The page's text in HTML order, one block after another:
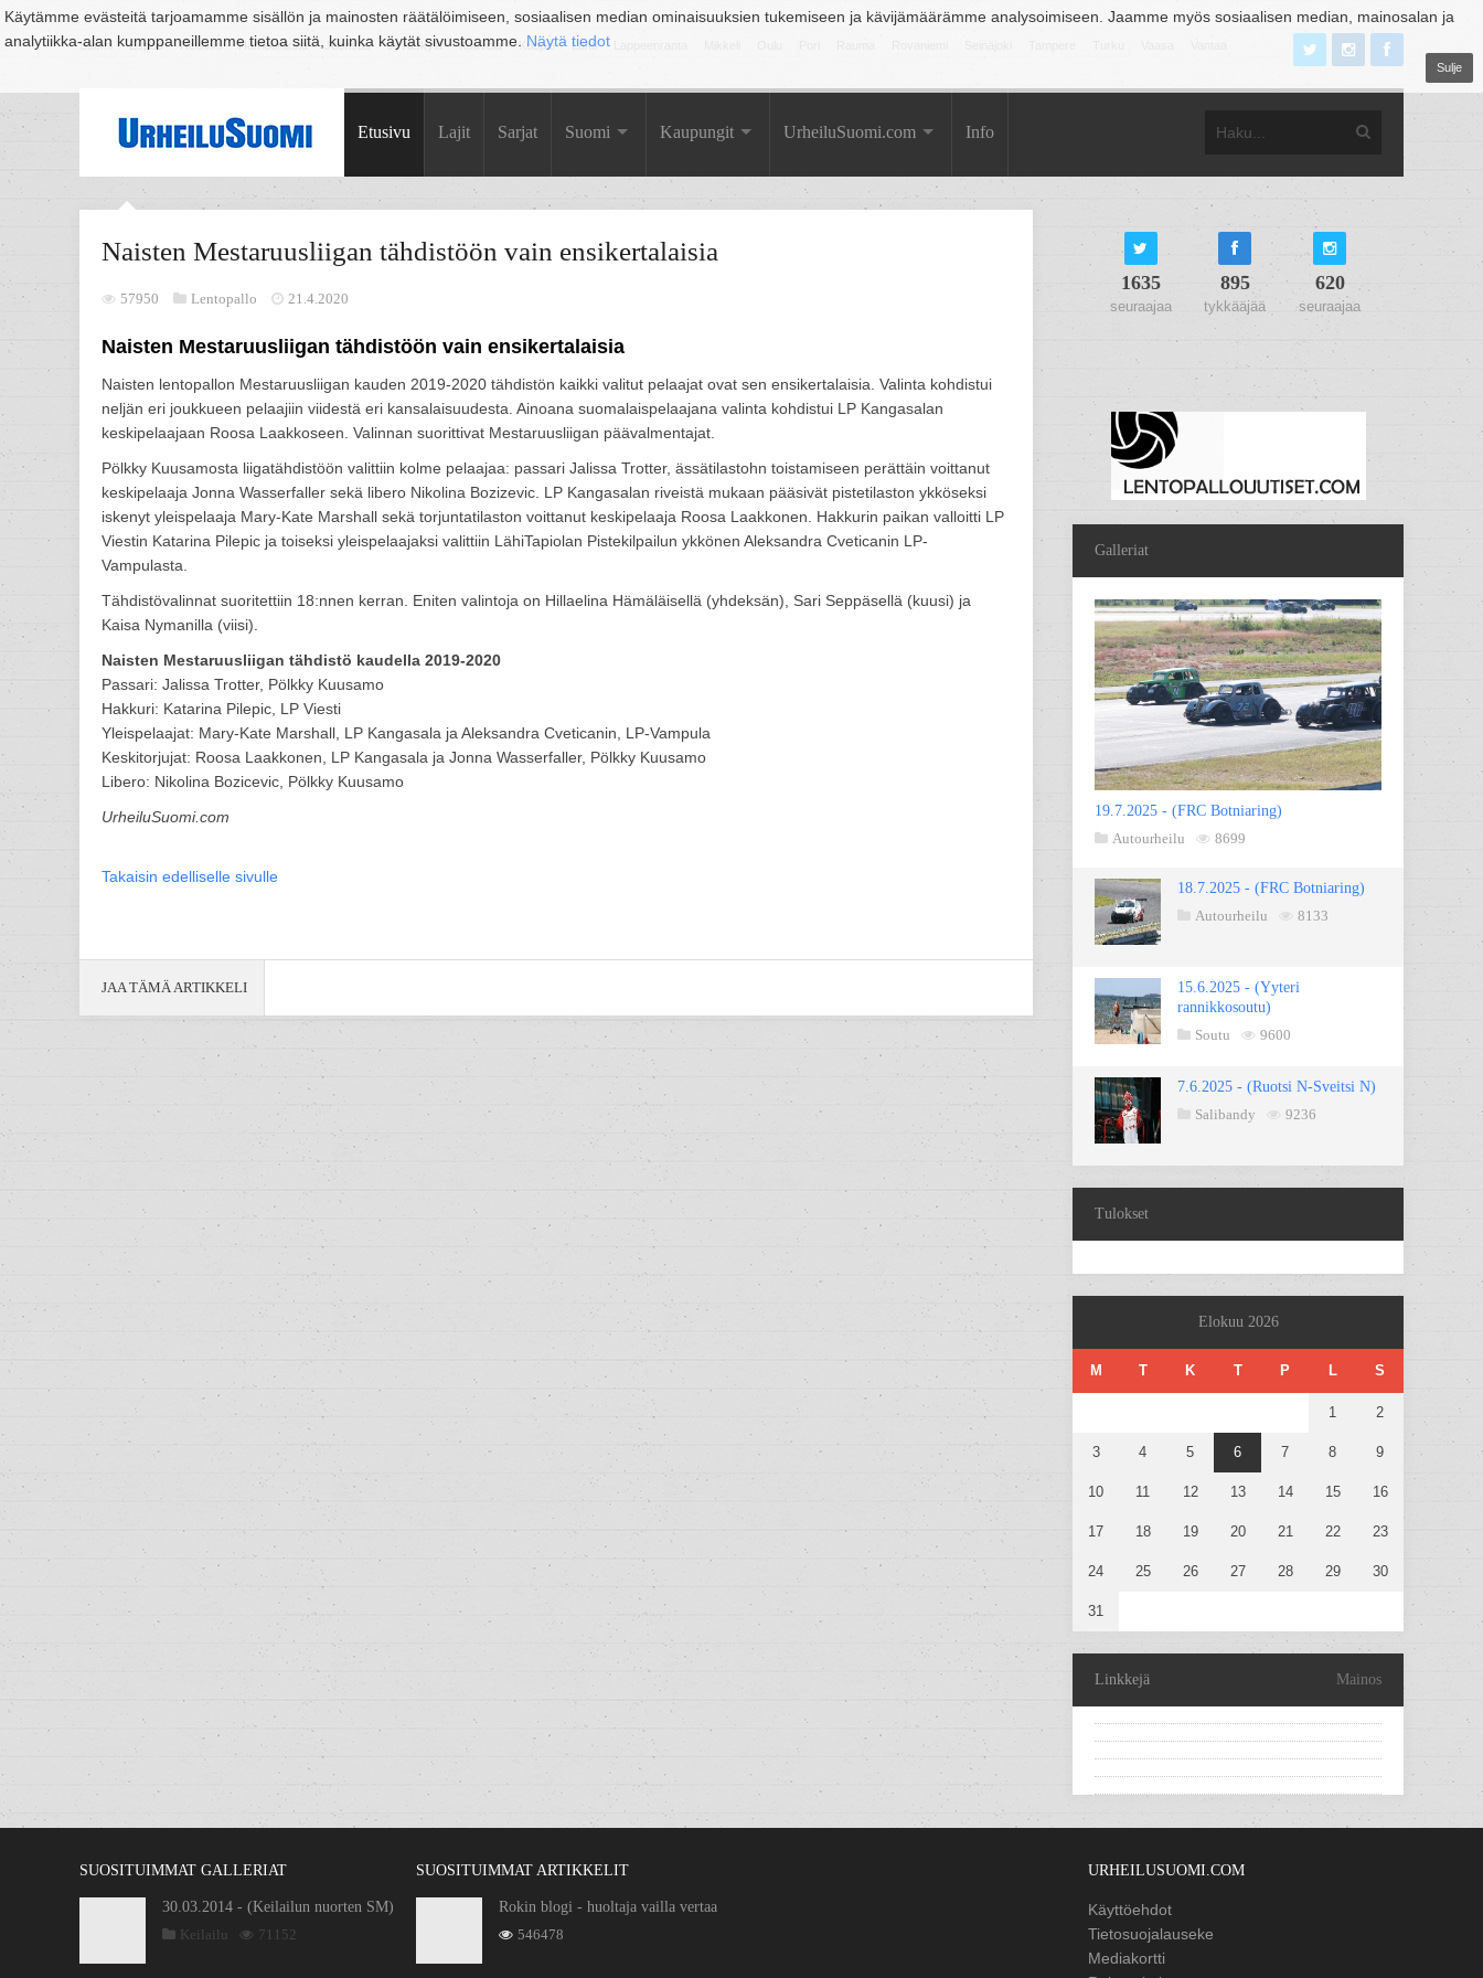
Käytämme evästeitä tarjoamamme sisällön ja mainosten räätälöimiseen, sosiaalisen median ominaisuuksien tukemiseen ja kävijämäärämme analysoimiseen. Jaamme myös sosiaalisen median, mainosalan ja
analytiikka-alan kumppaneillemme tietoa siitä, kuinka käytät sivustoamme. Näytä tiedot
Sulje
Suomi Espoo Helsinki Hämeenlinna Joensuu Jyväskylä Kouvola Kuopio Lahti
Etusivu Lajit Sarjat Suomi Kaupungit UrheiluSuomi.com Info
Naisten Mestaruusliigan tähdistöön vain ensikertalaisia
57950 Lentopallo 21.4.2020
Naisten Mestaruusliigan tähdistöön vain ensikertalaisia
Naisten lentopallon Mestaruusliigan kauden 2019-2020 tähdistön kaikki valitut pelaajat ovat sen ensikertalaisia. Valinta kohdistui
neljän eri joukkueen pelaajiin viidestä eri kansalaisuudesta. Ainoana suomalaispelaajana valinta kohdistui LP Kangasalan
keskipelaajaan Roosa Laakkoseen. Valinnan suorittivat Mestaruusliigan päävalmentajat.
Pölkky Kuusamosta liigatähdistöön valittiin kolme pelaajaa: passari Jalissa Trotter, ässätilastohn toistamiseen perättäin voittanut
keskipelaaja Jonna Wasserfaller sekä libero Nikolina Bozizevic. LP Kangasalan riveistä mukaan pääsivät pistetilaston ykköseksi
iskenyt yleispelaaja Mary-Kate Marshall sekä torjuntatilaston voittanut keskipelaaja Roosa Laakkonen. Hakkurin paikan valloitti LP
Viestin Katarina Pilepic ja toiseksi yleispelaajaksi valittiin LähiTapiolan Pistekilpailun ykkönen Aleksandra Cveticanin LP-
Vampulasta.
Tähdistövalinnat suoritettiin 18:nnen kerran. Eniten valintoja on Hillaelina Hämäläisellä (yhdeksän), Sari Seppäsellä (kuusi) ja
Kaisa Nymanilla (viisi).
Naisten Mestaruusliigan tähdistö kaudella 2019-2020
Passari: Jalissa Trotter, Pölkky Kuusamo
Hakkuri: Katarina Pilepic, LP Viesti
Yleispelaajat: Mary-Kate Marshall, LP Kangasala ja Aleksandra Cveticanin, LP-Vampula
Keskitorjujat: Roosa Laakkonen, LP Kangasala ja Jonna Wasserfaller, Pölkky Kuusamo
Libero: Nikolina Bozicevic, Pölkky Kuusamo
UrheiluSuomi.com
Takaisin edelliselle sivulle
JAA TÄMÄ ARTIKKELI
1635
seuraajaa
895
tykkääjää
620
seuraajaa
Galleriat
19.7.2025 - (FRC Botniaring)
Autourheilu
8699
18.7.2025 - (FRC Botniaring)
Autourheilu
8133
15.6.2025 - (Yyteri
rannikkosoutu)
Soutu
9600
7.6.2025 - (Ruotsi N-Sveitsi N)
Salibandy
9236
Tulokset
Elokuu 2026
M T K T P L S
1 2
3 4 5 6 7 8 9
10 11 12 13 14 15 16
17 18 19 20 21 22 23
24 25 26 27 28 29 30
31
Linkkejä Mainos
SUOSITUIMMAT GALLERIAT
30.03.2014 - (Keilailun nuorten SM)
Keilailu
71152
SUOSITUIMMAT ARTIKKELIT
Rokin blogi - huoltaja vailla vertaa
546478
URHEILUSUOMI.COM
Käyttöehdot
Tietosuojalauseke
Mediakortti